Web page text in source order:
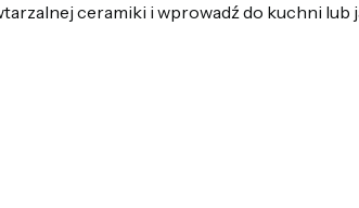
ceramiki i wprowadź do kuchni